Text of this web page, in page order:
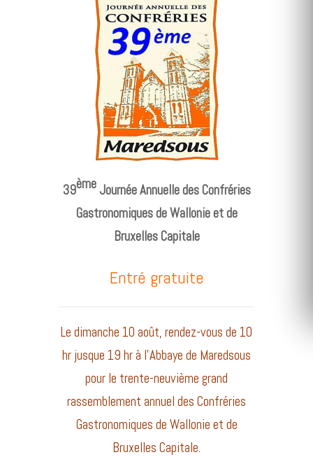
39ème Journée Annuelle des Confréries
Gastronomiquesde Wallonie et de
Bruxelles Capitale
Entré gratuite
Le dimanche 10 août, rendez-vous de 10
hr jusque 19 hr à l’Abbaye de Maredsous
pour le trente-neuvième grand
rassemblement annuel des Confréries
Gastronomiques de Wallonie et de
Bruxelles Capitale.